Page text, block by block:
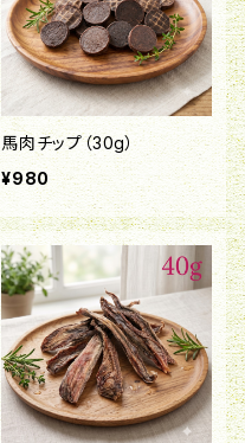
馬肉チップ（30g）
¥980